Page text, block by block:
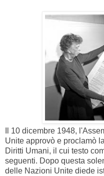
Il 10 dicembre 1948,
Unite approvò e proclamò
Diritti Umani, il cui testo
seguenti. Dopo questa
delle Nazioni Unite diede